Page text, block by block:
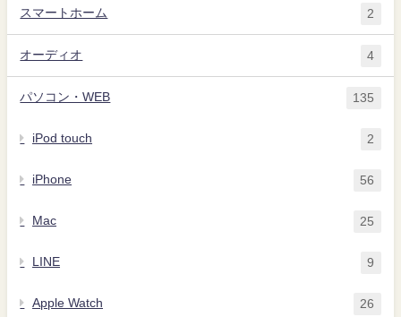
スマートホーム 2
オーディオ 4
パソコン・WEB 135
iPod touch 2
iPhone 56
Mac 25
LINE 9
Apple Watch 26